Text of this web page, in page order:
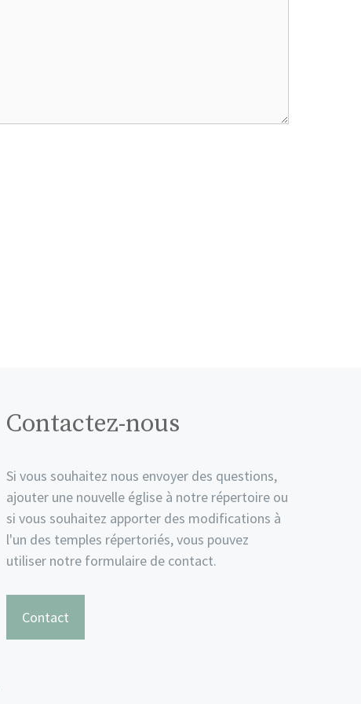
Contactez-nous
Si vous souhaitez nous envoyer des questions,
ajouter une nouvelle église à notre répertoire ou
si vous souhaitez apporter des modifications à
l'un des temples répertoriés, vous pouvez
utiliser notre formulaire de contact.
Contact